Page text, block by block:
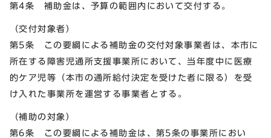
第4条 補助金は、予算の範囲内において交付する。
（交付対象者）
第5条 この要綱による補助金の交付対象事業者は、本市に
所在する障害児通所支援事業所において、当年度中に医療
的ケア児等（本市の通所給付決定を受けた者に限る）を受
け入れた事業所を運営する事業者とする。
（補助の対象）
第6条 この要綱による補助金は、第5条の事業所におい